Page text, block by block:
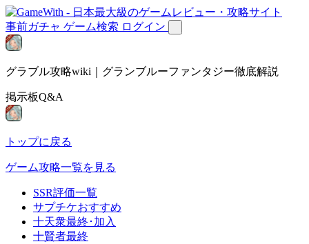
事前ガチャ ゲーム検索 ログイン
グラブル攻略wiki｜グランブルーファンタジー徹底解説
掲示板Q&A
トップに戻る
ゲーム攻略一覧を見る
SSR評価一覧
サプチケおすすめ
十天衆最終･加入
十賢者最終